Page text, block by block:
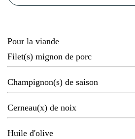
Pour la viande
Filet(s) mignon de porc
Champignon(s) de saison
Cerneau(x) de noix
Huile d'olive